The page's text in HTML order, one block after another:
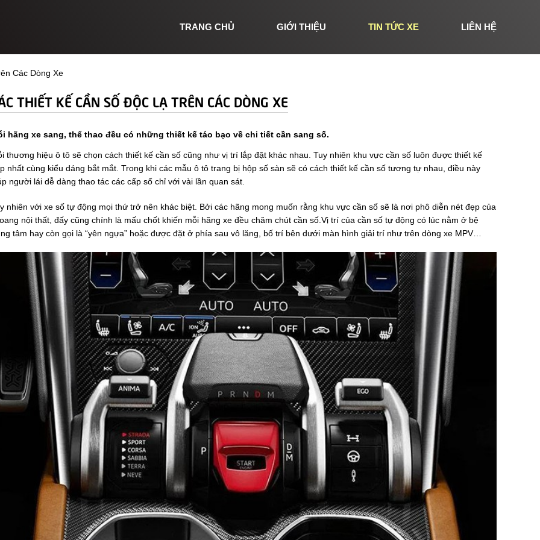
TRANG CHỦ GIỚI THIỆU TIN TỨC XE LIÊN HỆ
Các Dòng Xe
THIẾT KẾ CẦN SỐ ĐỘC LẠ TRÊN CÁC DÒNG XE
hãng xe sang, thể thao đều có những thiết kế táo bạo về chi tiết cần sang số.
thương hiệu ô tô sẽ chọn cách thiết kế cần số cũng như vị trí lắp đặt khác nhau. Tuy nhiên khu vực cần số luôn được thiết kế
nhất cùng kiểu dáng bắt mắt. Trong khi các mẫu ô tô trang bị hộp số sàn sẽ có cách thiết kế cần số tương tự nhau, điều này
người lái dễ dàng thao tác các cấp số chỉ với vài lần quan sát.
nhiên với xe số tự động mọi thứ trở nên khác biệt. Bởi các hãng mong muốn rằng khu vực cần số sẽ là nơi phô diễn nét đẹp của
nội thất, đấy cũng chính là mấu chốt khiến mỗi hãng xe đều chăm chút cần số.Vị trí của cần số tự động có lúc nằm ở bệ
tâm hay còn gọi là “yên ngựa” hoặc được đặt ở phía sau vô lăng, bố trí bên dưới màn hình giải trí như trên dòng xe MPV…